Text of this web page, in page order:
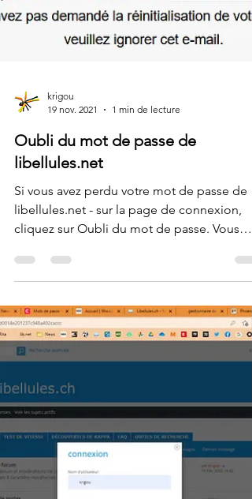
krigou
19 nov. 2021
1 min de lecture
Oubli du mot de passe de
libellules.net
Si vous avez perdu votre mot de passe de
libellules.net - sur la page de connexion,
cliquez sur Oubli du mot de passe. Vous
recevrez un...